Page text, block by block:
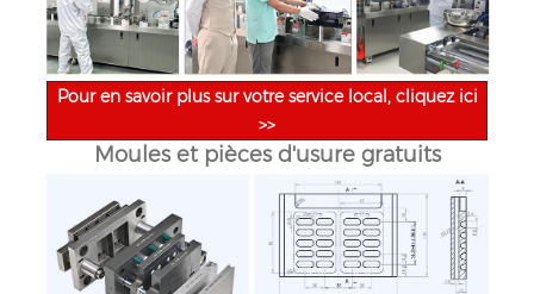
Pour en savoir plus sur votre service local, cliquez ici
>>
Moules et pièces d'usure gratuits